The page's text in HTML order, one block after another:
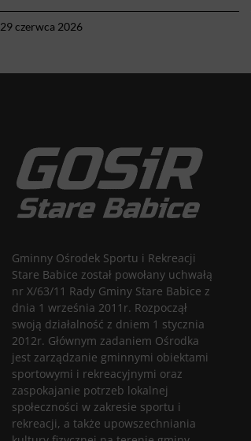
29 czerwca 2026
Gminny Ośrodek Sportu i Rekreacji
Stare Babice został powołany uchwałą
nr X/63/11 Rady Gminy Stare Babice z
dnia 1 września 2011r. Rozpoczął
swoją działalność z dniem 1 stycznia
2012r. Głównym zadaniem Ośrodka
jest zarządzanie gminnymi obiektami
sportowymi i rekreacyjnymi oraz
zaspokajanie potrzeb lokalnej
społeczności w zakresie sportu i
rekreacji, a także upowszechniania